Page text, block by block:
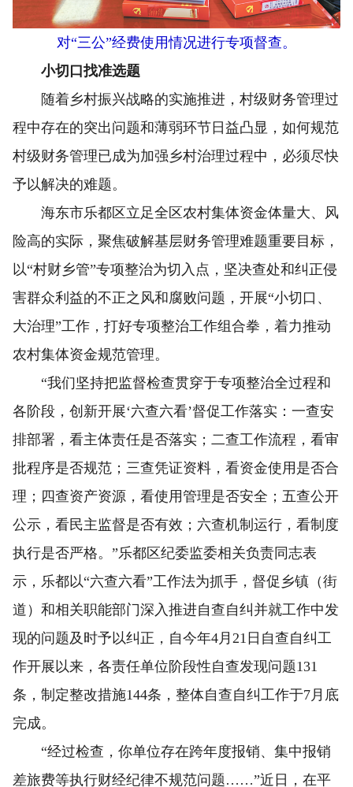
对“三公”经费使用情况进行专项督查。
小切口找准选题
随着乡村振兴战略的实施推进，村级财务管理过
程中存在的突出问题和薄弱环节日益凸显，如何规范
村级财务管理已成为加强乡村治理过程中，必须尽快
予以解决的难题。
海东市乐都区立足全区农村集体资金体量大、风
险高的实际，聚焦破解基层财务管理难题重要目标，
以“村财乡管”专项整治为切入点，坚决查处和纠正侵
害群众利益的不正之风和腐败问题，开展“小切口、
大治理”工作，打好专项整治工作组合拳，着力推动
农村集体资金规范管理。
“我们坚持把监督检查贯穿于专项整治全过程和
各阶段，创新开展‘六查六看’督促工作落实：一查安
排部署，看主体责任是否落实；二查工作流程，看审
批程序是否规范；三查凭证资料，看资金使用是否合
理；四查资产资源，看使用管理是否安全；五查公开
公示，看民主监督是否有效；六查机制运行，看制度
执行是否严格。”乐都区纪委监委相关负责同志表
示，乐都以“六查六看”工作法为抓手，督促乡镇（街
道）和相关职能部门深入推进自查自纠并就工作中发
现的问题及时予以纠正，自今年4月21日自查自纠工
作开展以来，各责任单位阶段性自查发现问题131
条，制定整改措施144条，整体自查自纠工作于7月底
完成。
“经过检查，你单位存在跨年度报销、集中报销
差旅费等执行财经纪律不规范问题……”近日，在平